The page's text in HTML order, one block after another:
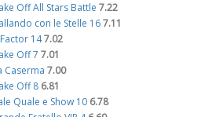
Off All Stars Battle 7.22
con le Stelle 16 7.11
147.02
Off 7 7.01
Caserma 7.00
Off 8 6.81
Quale e Show 10 6.78